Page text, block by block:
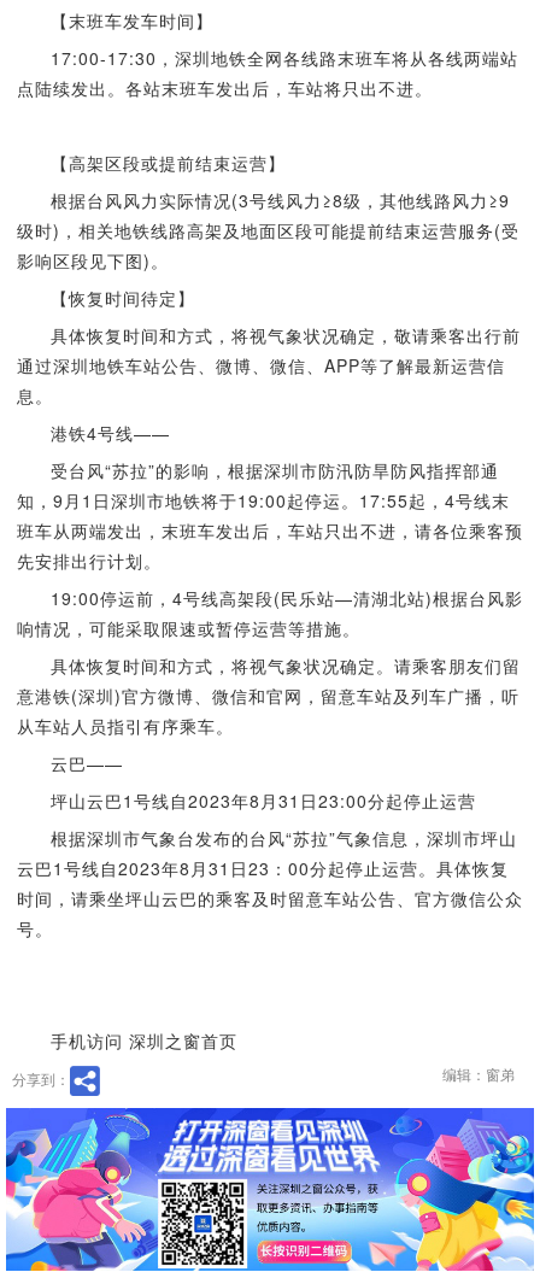
【末班车发车时间】
17:00-17:30，深圳地铁全网各线路末班车将从各线两端站
点陆续发出。各站末班车发出后，车站将只出不进。
【高架区段或提前结束运营】
根据台风风力实际情况(3号线风力≥8级，其他线路风力≥9
级时)，相关地铁线路高架及地面区段可能提前结束运营服务(受
影响区段见下图)。
【恢复时间待定】
具体恢复时间和方式，将视气象状况确定，敬请乘客出行前
通过深圳地铁车站公告、微博、微信、APP等了解最新运营信
息。
港铁4号线——
受台风“苏拉”的影响，根据深圳市防汛防旱防风指挥部通
知，9月1日深圳市地铁将于19:00起停运。17:55起，4号线末
班车从两端发出，末班车发出后，车站只出不进，请各位乘客预
先安排出行计划。
19:00停运前，4号线高架段(民乐站—清湖北站)根据台风影
响情况，可能采取限速或暂停运营等措施。
具体恢复时间和方式，将视气象状况确定。请乘客朋友们留
意港铁(深圳)官方微博、微信和官网，留意车站及列车广播，听
从车站人员指引有序乘车。
云巴——
坪山云巴1号线自2023年8月31日23:00分起停止运营
根据深圳市气象台发布的台风“苏拉”气象信息，深圳市坪山
云巴1号线自2023年8月31日23：00分起停止运营。具体恢复
时间，请乘坐坪山云巴的乘客及时留意车站公告、官方微信公众
号。
手机访问 深圳之窗首页
分享到： 编辑：窗弟